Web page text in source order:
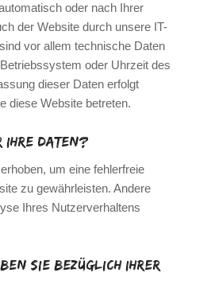
oder nach Ihrer
der Website durch unsere IT-
vor allem technische Daten
oder Uhrzeit des
dieser Daten erfolgt
diese Website betreten.
Ihre Daten?
um eine fehlerfreie
zu gewährleisten. Andere
Ihres Nutzerverhaltens
Sie bezüglich Ihrer